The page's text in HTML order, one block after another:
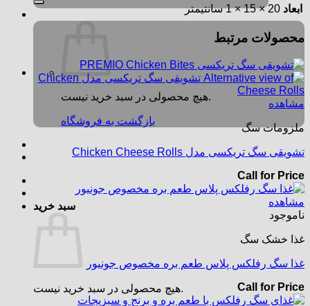
هیچ محصولی در سبد خرید نیست.
بازگشت به فروشگاه
سبد خرید
هیچ محصولی در سبد خرید نیست.
ابعاد 20 × 15 × 1 سانتیمتر
محصولات مرتبط
مشاهده
ملزومات سگ
تشویقی سگ تریکسی مدل Chicken Cheese Rolls
Call for Price
مشاهده
ناموجود
غذا خشک سگ
غذا سگ رفلکس پلاس طعم بره مخصوص جونیور
Call for Price